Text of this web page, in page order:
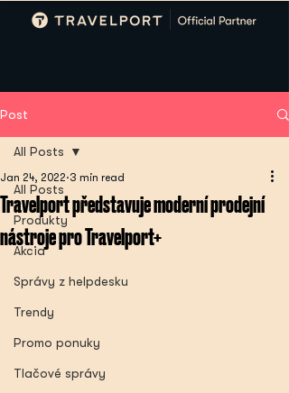
Post
All Posts
Produkty
Akcia
Správy z helpdesku
Trendy
Promo ponuky
Tlačové správy
All Posts
Travelport představuje moderní prodejní
nástroje pro Travelport+
Jan 24, 2022 3 min read